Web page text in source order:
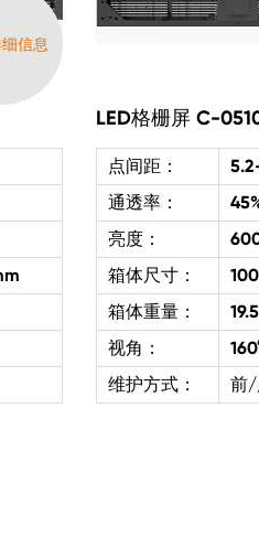
信息
LED格栅屏 C-
点间距：
通透率：
亮度：
箱体尺寸：
箱体重量：
视角：
维护方式：
前/